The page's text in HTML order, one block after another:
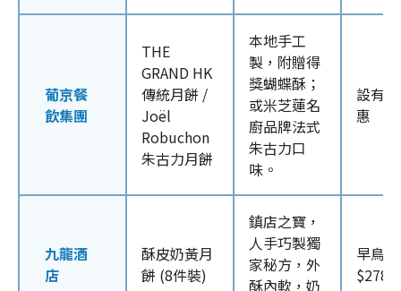
葡京餐
飲集團
THE
GRAND HK
傳統月餅 /
Joël
Robuchon
朱古力月餅
本地手工
製，附贈得
獎蝴蝶酥；
或米芝蓮名
廚品牌法式
朱古力口
味。
設有
惠
九龍酒
店
酥皮奶黃月
餅 (8件裝)
鎮店之寶，
人手巧製獨
家秘方，外
酥內軟，奶
早鳥
$278/